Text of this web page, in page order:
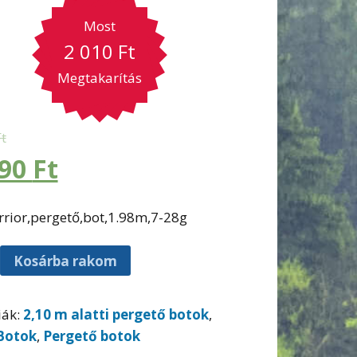
Most
2 010 Ft
Megtakarítás
Ft
28g
Kosárba rakom
2,10 m alatti pergető botok,
, Pergető botok